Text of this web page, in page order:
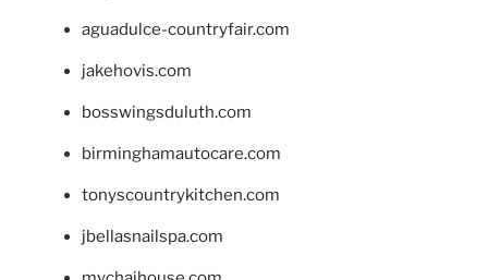
aguadulce-countryfair.com
jakehovis.com
bosswingsduluth.com
birminghamautocare.com
tonyscountrykitchen.com
jbellasnailspa.com